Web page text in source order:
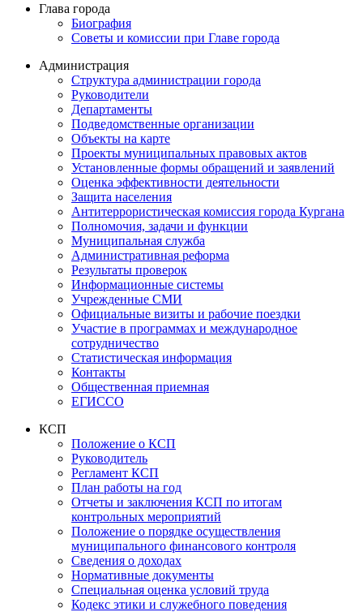
Глава города
Биография
Советы и комиссии при Главе города
Администрация
Структура администрации города
Руководители
Департаменты
Подведомственные организации
Объекты на карте
Проекты муниципальных правовых актов
Установленные формы обращений и заявлений
Оценка эффективности деятельности
Защита населения
Антитеррористическая комиссия города Кургана
Полномочия, задачи и функции
Муниципальная служба
Административная реформа
Результаты проверок
Информационные системы
Учрежденные СМИ
Официальные визиты и рабочие поездки
Участие в программах и международное
сотрудничество
Статистическая информация
Контакты
Общественная приемная
ЕГИССО
КСП
Положение о КСП
Руководитель
Регламент КСП
План работы на год
Отчеты и заключения КСП по итогам
контрольных мероприятий
Положение о порядке осуществления
муниципального финансового контроля
Сведения о доходах
Нормативные документы
Специальная оценка условий труда
Кодекс этики и служебного поведения